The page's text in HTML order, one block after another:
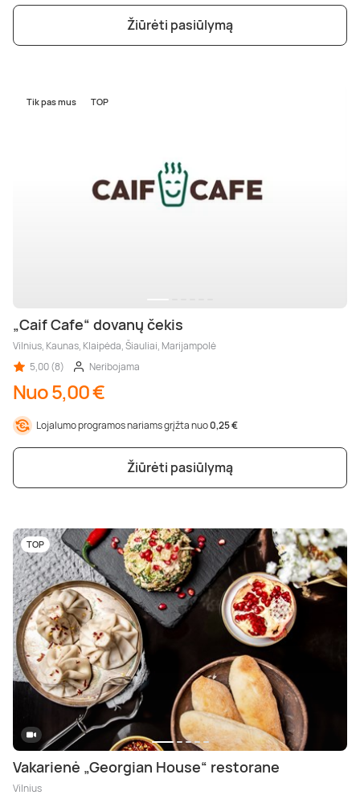
Žiūrėti pasiūlymą
Tik pas mus TOP
„Caif Cafe“ dovanų čekis
Vilnius, Kaunas, Klaipėda, Šiauliai, Marijampolė
5,00 (8)
Neribojama
Nuo 5,00 €
Lojalumo programos nariams grįžta nuo0,25 €
Žiūrėti pasiūlymą
TOP
Vakarienė „Georgian House“ restorane
Vilnius